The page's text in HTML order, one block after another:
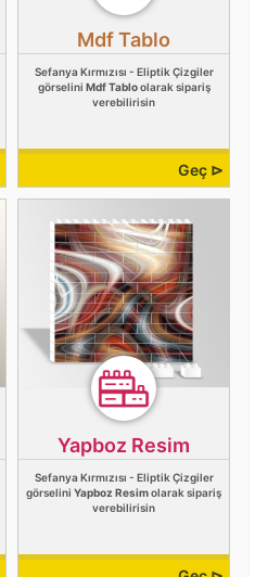
Mdf Tablo
Sefanya Kırmızısı - Eliptik Çizgiler
görselini Mdf Tabloolarak sipariş
verebilirisin
Geç ⊳
Yapboz Resim
Sefanya Kırmızısı - Eliptik Çizgiler
görselini Yapboz Resimolarak sipariş
verebilirisin